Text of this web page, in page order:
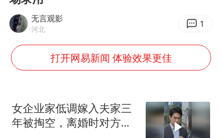
以军士兵把枪口对准中国记者
2025年小学教师减少13.19万
上海大部迎大暴雨
笔试第一被劝弃考涉事副校长被撤职
奋力开创中国式现代化建设新局面
无言观影
河北 1
打开网易新闻 体验效果更佳
女企业家低调嫁入夫家三
年被掏空，离婚时对方才